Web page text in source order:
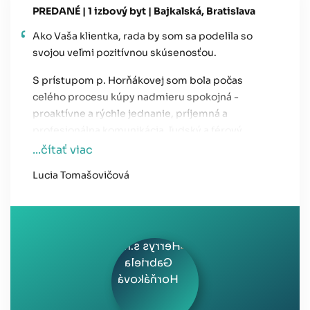
PREDANÉ | 1 izbový byt | Bajkalská, Bratislava
Ako Vaša klientka, rada by som sa podelila so
svojou veľmi pozitívnou skúsenosťou.
S prístupom p. Horňákovej som bola počas
celého procesu kúpy nadmieru spokojná -
proaktívne a rýchle jednanie, príjemná a
prístup, bezchybný servis. Určite jej služby
v budúcnosti :) Vďaka!
...čítať viac
Lucia Tomašovičová